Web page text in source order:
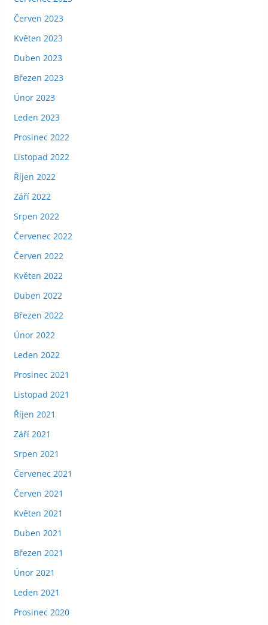
Červen 2023
Květen 2023
Duben 2023
Březen 2023
Únor 2023
Leden 2023
Prosinec 2022
Listopad 2022
Říjen 2022
Září 2022
Srpen 2022
Červenec 2022
Červen 2022
Květen 2022
Duben 2022
Březen 2022
Únor 2022
Leden 2022
Prosinec 2021
Listopad 2021
Říjen 2021
Září 2021
Srpen 2021
Červenec 2021
Červen 2021
Květen 2021
Duben 2021
Březen 2021
Únor 2021
Leden 2021
Prosinec 2020